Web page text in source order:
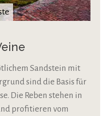
Sandstein mit
sind die Basis für
Die Reben stehen in
profitieren vom